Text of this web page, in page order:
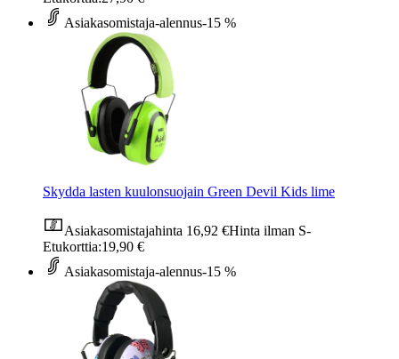
Asiakasomistaja-alennus-15 %
Skydda lasten kuulonsuojain Green Devil Kids lime
Asiakasomistajahinta 16,92 €Hinta ilman S-
Etukorttia:19,90 €
Asiakasomistaja-alennus-15 %